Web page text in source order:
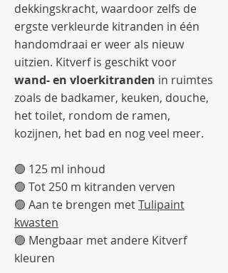
dekkingskracht, waardoor zelfs de
ergste verkleurde kitranden in één
handomdraai er weer als nieuw
uitzien. Kitverf is geschikt voor
wand- en vloerkitranden in ruimtes
zoals de badkamer, keuken, douche,
het toilet, rondom de ramen,
kozijnen, het bad en nog veel meer.
🟢 125 ml inhoud
🟢 Tot 250 m kitranden verven
🟢 Aan te brengen metTulipaint
kwasten
🟢 Mengbaar met andere Kitverf
kleuren